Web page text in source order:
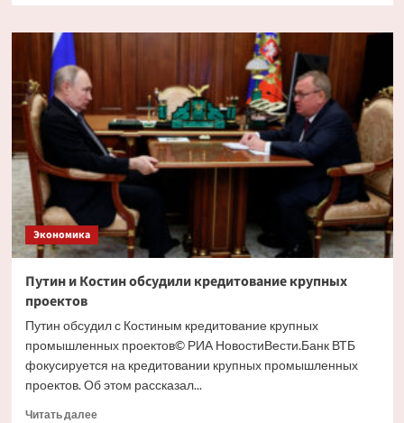
Глава
движения
ставки
ЦБ
на
ближайшем
заседании
Экономика
Путин и Костин обсудили кредитование крупных
проектов
Путин обсудил с Костиным кредитование крупных
промышленных проектов© РИА НовостиВести.Банк ВТБ
фокусируется на кредитовании крупных промышленных
проектов. Об этом рассказал...
Читать далееПрочитать